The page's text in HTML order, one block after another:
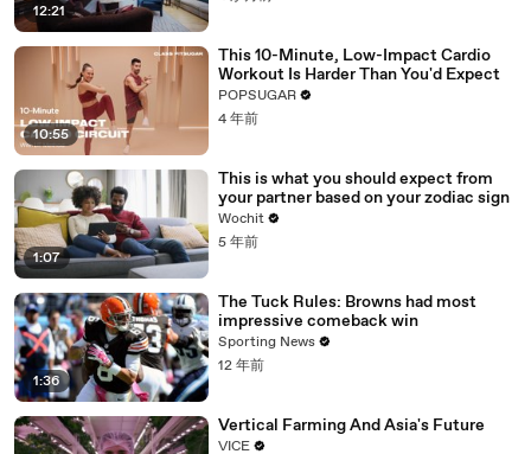
12:21
10:55
This 10-Minute, Low-Impact Cardio
Workout Is Harder Than You'd Expect
POPSUGAR
4 年前
1:07
This is what you should expect from
your partner based on your zodiac sign
Wochit
5 年前
1:36
The Tuck Rules: Browns had most
impressive comeback win
Sporting News
12 年前
Vertical Farming And Asia's Future
VICE